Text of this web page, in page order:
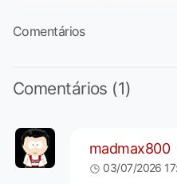
Comentários
Comentários (1)
madmax800
03/07/2026